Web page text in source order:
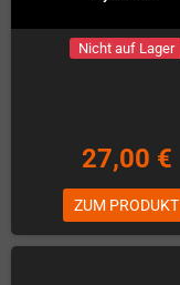
Nicht auf Lager
27,00 €
ZUM PRODUKT